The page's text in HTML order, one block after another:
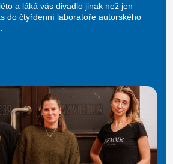
a láká vás divadlo jinak než jen
do čtyřdenní laboratoře autorského